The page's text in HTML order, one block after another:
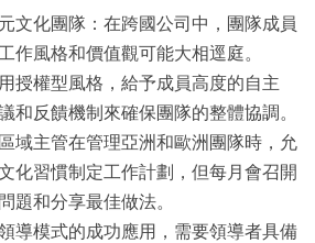
文化團隊：在跨國公司中，團隊成員
作風格和價值觀可能大相逕庭。
授權型風格，給予成員高度的自主
和反饋機制來確保團隊的整體協調。
域主管在管理亞洲和歐洲團隊時，允
化習慣制定工作計劃，但每月會召開
題和分享最佳做法。
導模式的成功應用，需要領導者具備